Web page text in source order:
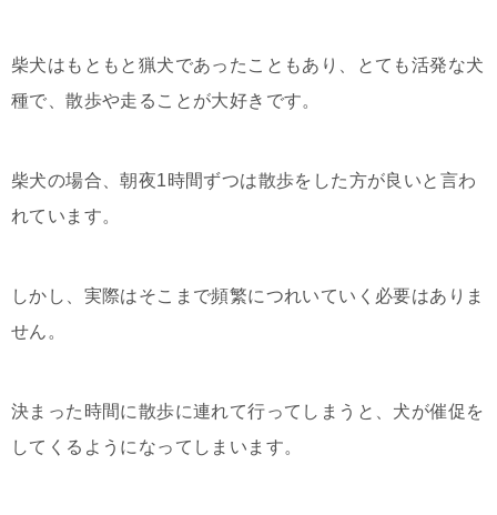
柴犬はもともと猟犬であったこともあり、とても活発な犬
種で、散歩や走ることが大好きです。
柴犬の場合、朝夜1時間ずつは散歩をした方が良いと言わ
れています。
しかし、実際はそこまで頻繁につれいていく必要はありま
せん。
決まった時間に散歩に連れて行ってしまうと、犬が催促を
してくるようになってしまいます。